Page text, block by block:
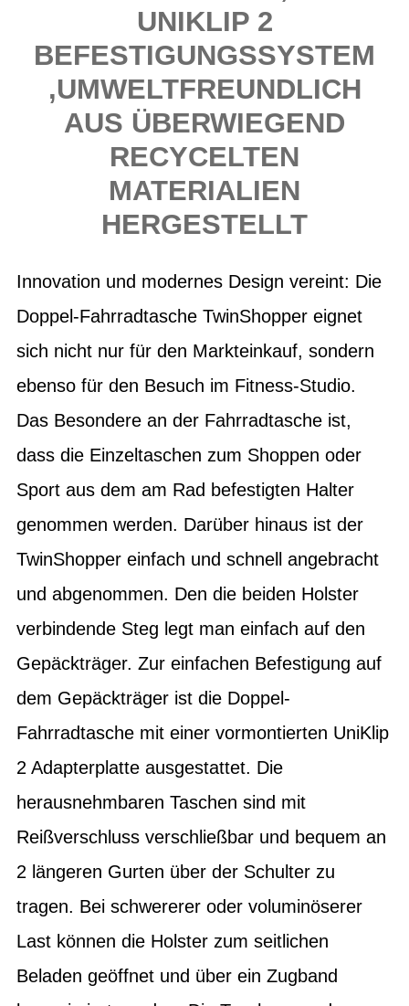
UNIKLIP 2
BEFESTIGUNGSSYSTEM
,UMWELTFREUNDLICH
AUS ÜBERWIEGEND
RECYCELTEN
MATERIALIEN
HERGESTELLT
Innovation und modernes Design vereint: Die
Doppel-Fahrradtasche TwinShopper eignet
sich nicht nur für den Markteinkauf, sondern
ebenso für den Besuch im Fitness-Studio.
Das Besondere an der Fahrradtasche ist,
dass die Einzeltaschen zum Shoppen oder
Sport aus dem am Rad befestigten Halter
genommen werden. Darüber hinaus ist der
TwinShopper einfach und schnell angebracht
und abgenommen. Den die beiden Holster
verbindende Steg legt man einfach auf den
Gepäckträger. Zur einfachen Befestigung auf
dem Gepäckträger ist die Doppel-
Fahrradtasche mit einer vormontierten UniKlip
2 Adapterplatte ausgestattet. Die
herausnehmbaren Taschen sind mit
Reißverschluss verschließbar und bequem an
2 längeren Gurten über der Schulter zu
tragen. Bei schwererer oder voluminöserer
Last können die Holster zum seitlichen
Beladen geöffnet und über ein Zugband